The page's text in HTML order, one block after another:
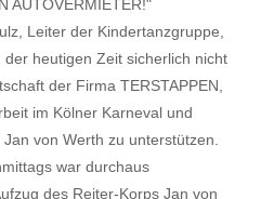
AUTOVERMIETER!"
Leiter der Kindertanzgruppe,
heutigen Zeit sicherlich nicht
der Firma TERSTAPPEN,
im Kölner Karneval und
von Werth zu unterstützen.
war durchaus
des Reiter-Korps Jan von